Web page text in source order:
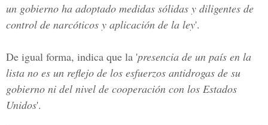
un gobierno ha adoptado medidas sólidas y diligentes de
control de narcóticos y aplicación de la ley'.
De igual forma, indica que la 'presencia de un país en la
lista no es un reflejo de los esfuerzos antidrogas de su
gobierno ni del nivel de cooperación con los Estados
Unidos'.